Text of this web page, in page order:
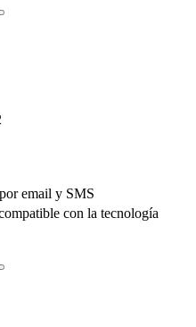
email y SMS
con la tecnología